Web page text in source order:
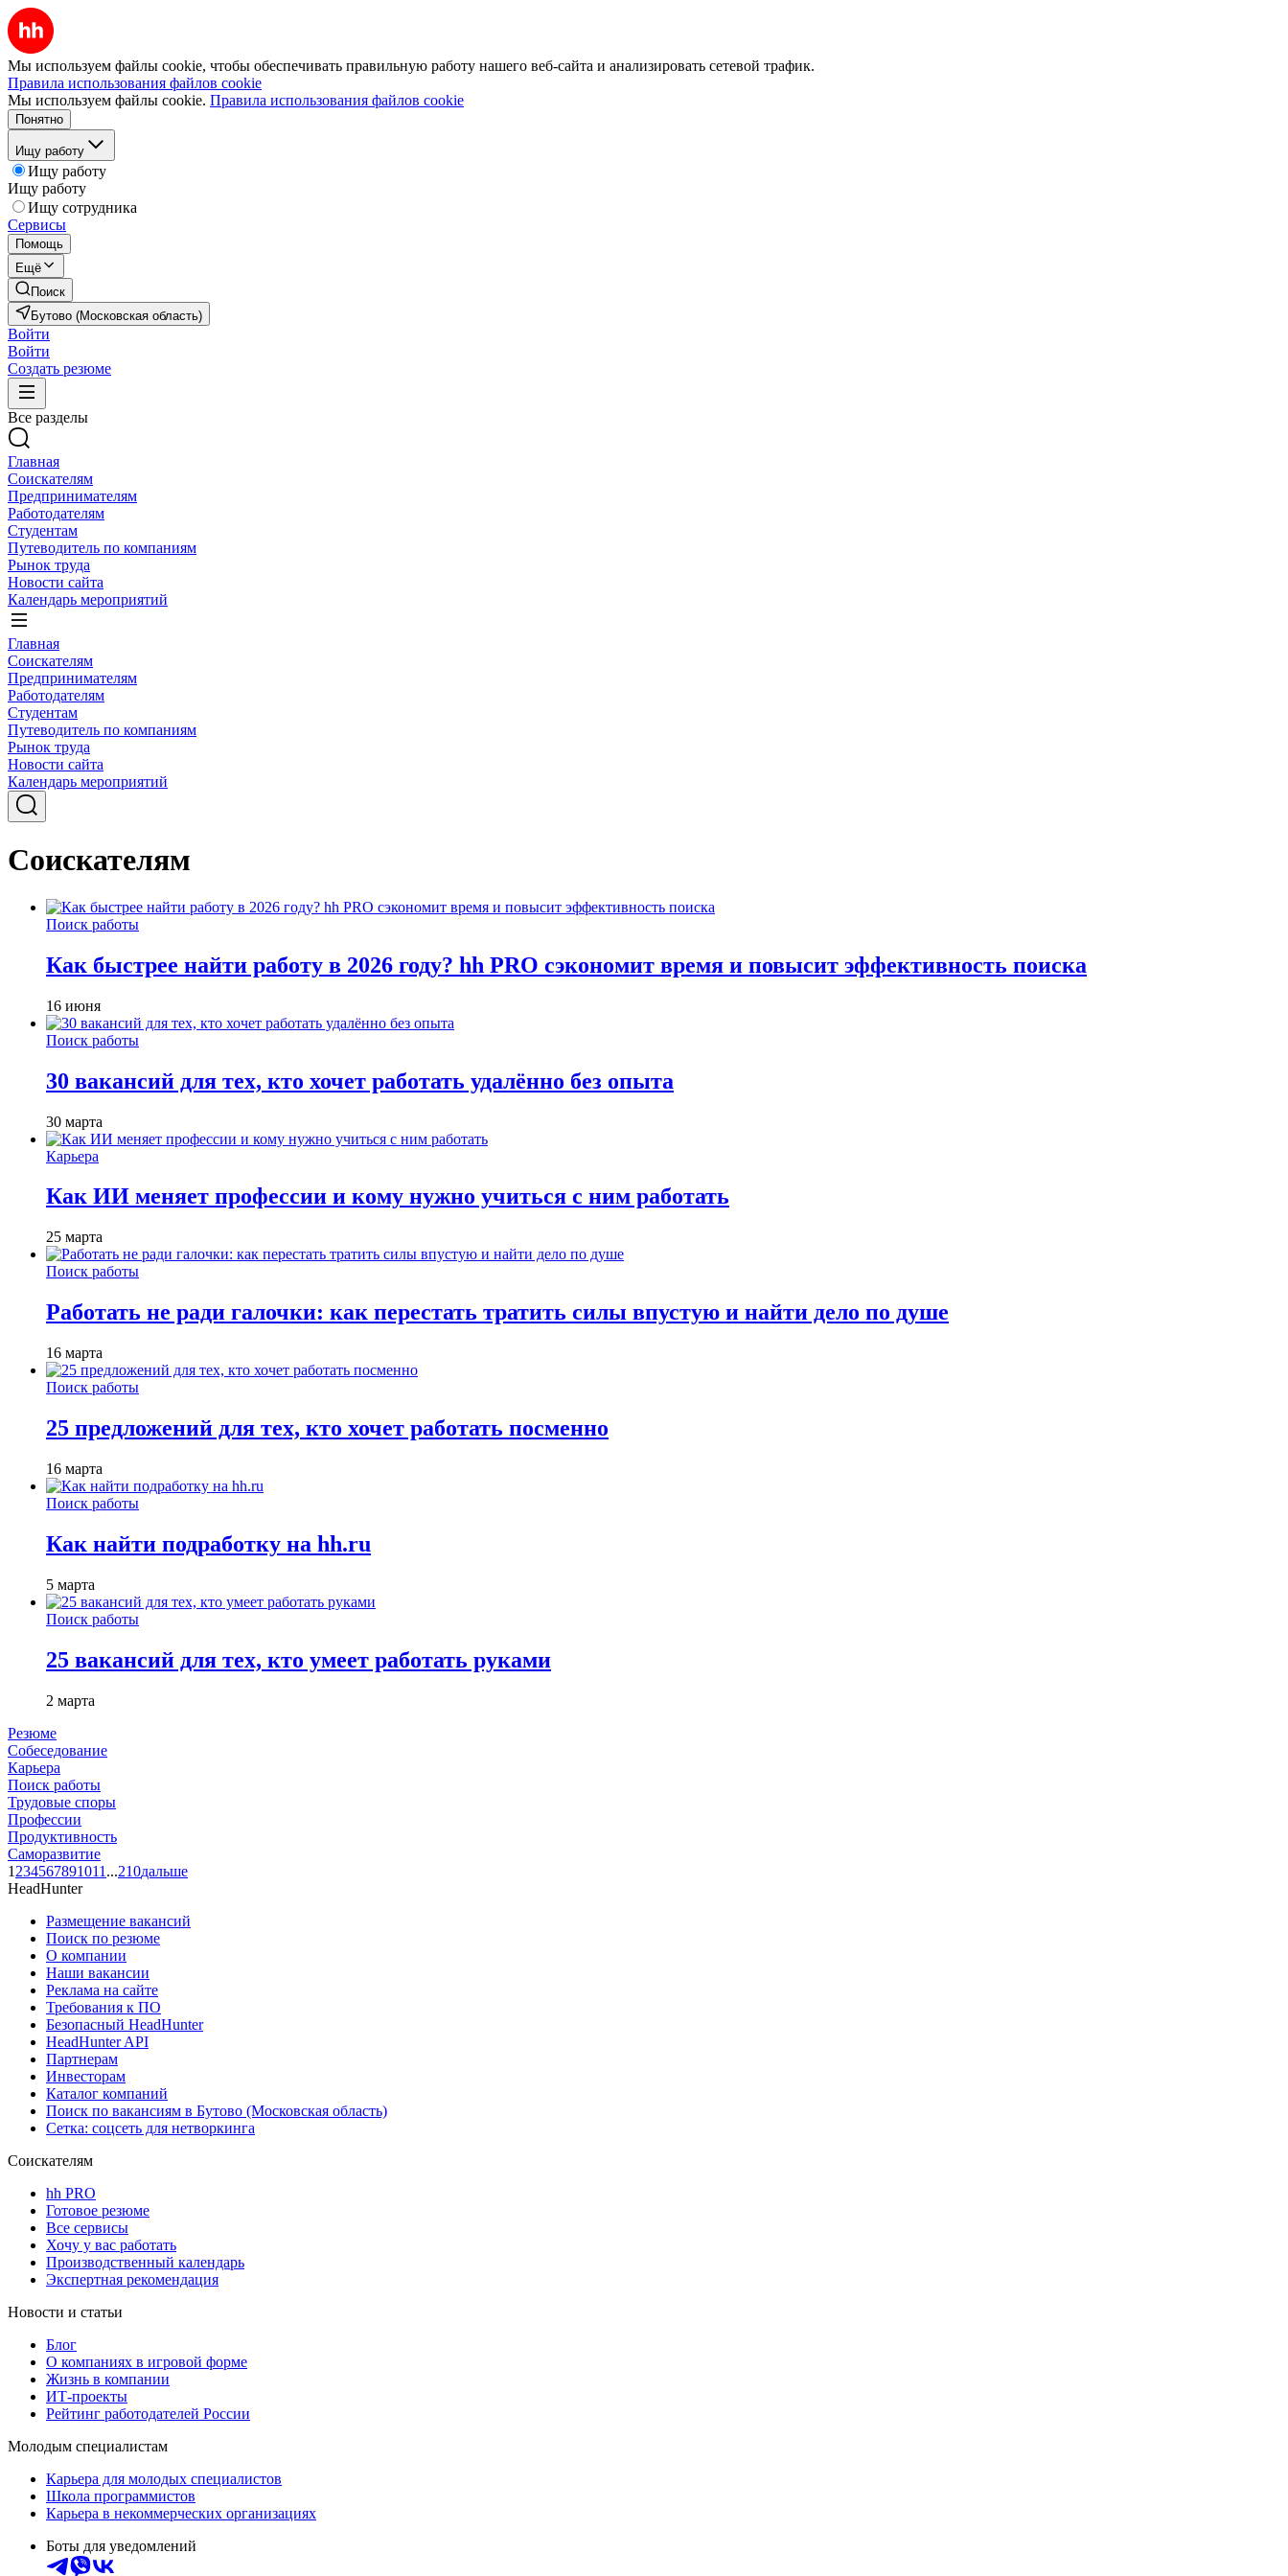
Мы используем файлы cookie, чтобы обеспечивать правильную работу нашего веб-сайта и анализировать сетевой трафик.
Правила использования файлов cookie
Мы используем файлы cookie. Правила использования файлов cookie
Понятно
Ищу работу
Ищу работу
Ищу работу
Ищу сотрудника
Сервисы
Помощь
Ещё
Поиск
Бутово (Московская область)
Войти
Войти
Создать резюме
Все разделы
Главная
Соискателям
Предпринимателям
Работодателям
Студентам
Путеводитель по компаниям
Рынок труда
Новости сайта
Календарь мероприятий
Главная
Соискателям
Предпринимателям
Работодателям
Студентам
Путеводитель по компаниям
Рынок труда
Новости сайта
Календарь мероприятий
Соискателям
Поиск работы
Как быстрее найти работу в 2026 году? hh PRO сэкономит время и повысит эффективность поиска
16 июня
Поиск работы
30 вакансий для тех, кто хочет работать удалённо без опыта
30 марта
Карьера
Как ИИ меняет профессии и кому нужно учиться с ним работать
25 марта
Поиск работы
Работать не ради галочки: как перестать тратить силы впустую и найти дело по душе
16 марта
Поиск работы
25 предложений для тех, кто хочет работать посменно
16 марта
Поиск работы
Как найти подработку на hh.ru
5 марта
Поиск работы
25 вакансий для тех, кто умеет работать руками
2 марта
Резюме
Собеседование
Карьера
Поиск работы
Трудовые споры
Профессии
Продуктивность
Саморазвитие
1 234567891011 ...210дальше
HeadHunter
Размещение вакансий
Поиск по резюме
О компании
Наши вакансии
Реклама на сайте
Требования к ПО
Безопасный HeadHunter
HeadHunter API
Партнерам
Инвесторам
Каталог компаний
Поиск по вакансиям в Бутово (Московская область)
Сетка: соцсеть для нетворкинга
Соискателям
hh PRO
Готовое резюме
Все сервисы
Хочу у вас работать
Производственный календарь
Экспертная рекомендация
Новости и статьи
Блог
О компаниях в игровой форме
Жизнь в компании
ИТ-проекты
Рейтинг работодателей России
Молодым специалистам
Карьера для молодых специалистов
Школа программистов
Карьера в некоммерческих организациях
Боты для уведомлений